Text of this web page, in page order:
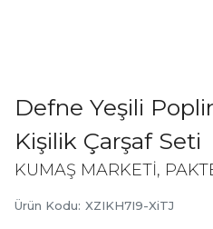
Defne Yeşili
Kişilik Çarşaf Seti
KUMAŞ MARKETİ,
Ürün Kodu: XZIKH7I9-XiTJ